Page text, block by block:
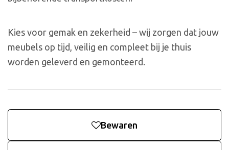
Kies voor gemak en zekerheid – wij zorgen dat jouw
meubels op tijd, veilig en compleet bij je thuis
worden geleverd en gemonteerd.
Bewaren